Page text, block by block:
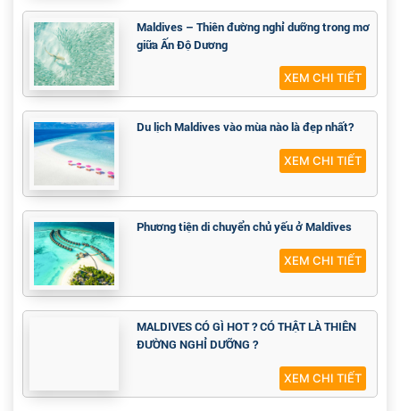
Maldives – Thiên đường nghỉ dưỡng trong mơ
giữa Ấn Độ Dương
XEM CHI TIẾT
Du lịch Maldives vào mùa nào là đẹp nhất?
XEM CHI TIẾT
Phương tiện di chuyển chủ yếu ở Maldives
XEM CHI TIẾT
MALDIVES CÓ GÌ HOT ? CÓ THẬT LÀ THIÊN
ĐƯỜNG NGHỈ DƯỠNG ?
XEM CHI TIẾT